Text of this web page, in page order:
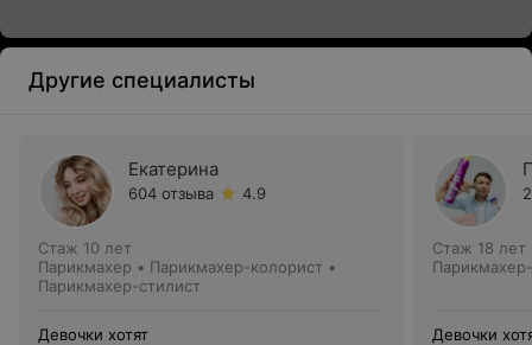
Другие специалисты
Екатерина
604 отзыва 4.9
Стаж 10 лет
Парикмахер • Парикмахер-колорист •
Парикмахер-стилист
Девочки хотят
Стаж 18 лет
Девочки